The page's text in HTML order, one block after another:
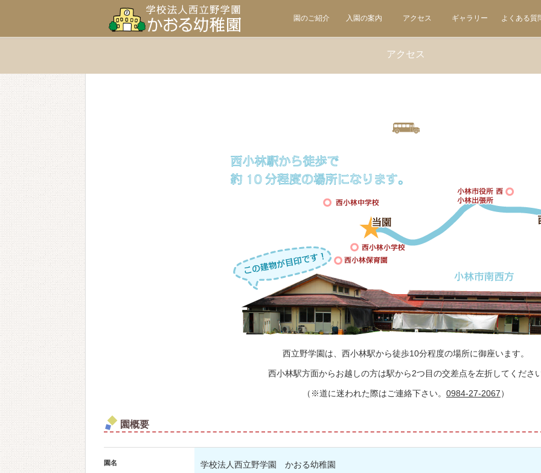
園のご紹介 入園の案内 アクセス ギャラリー よくある質
アクセス
西立野学園は、西小林駅から徒歩10分程度の場所に御座います。
西小林駅方面からお越しの方は駅から2つ目の交差点を左折してくださ
（※道に迷われた際はご連絡下さい。 0984-27-2067）
園概要
園名 学校法人西立野学園 かおる幼稚園